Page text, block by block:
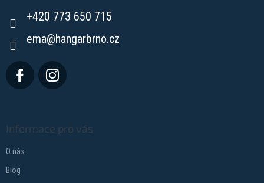
+420 773 650 715
ema@hangarbrno.cz
Informace pro vás
O nás
Blog